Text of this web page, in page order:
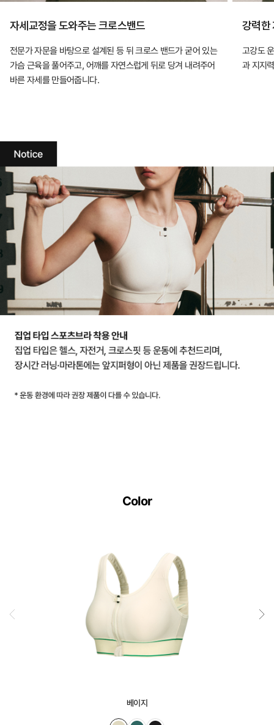
자세교정을 도와주는 크로스밴드
전문가 자문을 바탕으로 설계된 등 뒤 크로스 밴드가 굳어 있는
가슴 근육을 풀어주고, 어깨를 자연스럽게 뒤로 당겨 내려주어
바른 자세를 만들어줍니다.
강력한
고강도
과 지지
Color
베이지